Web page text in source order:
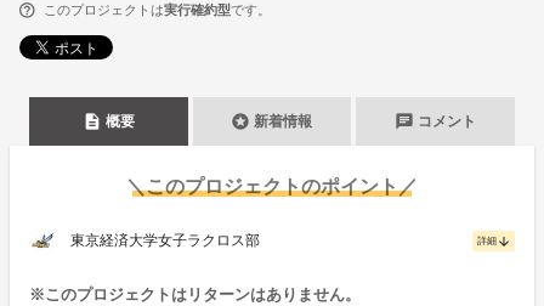
このプロジェクトは実行確約型です。
description 概要 stars 新着情報 chat コメント
＼このプロジェクトのポイント／
東京経済大学女子ラクロス部 詳細 arrow_downward
※このプロジェクトはリターンはありません。